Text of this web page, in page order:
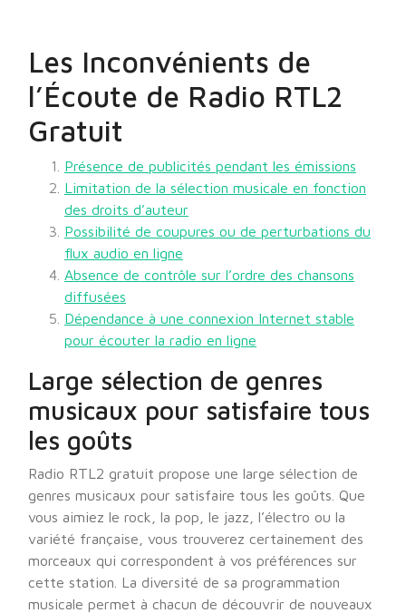
Les Inconvénients de
l’Écoute de Radio RTL2
Gratuit
Présence de publicités pendant les émissions
Limitation de la sélection musicale en fonction
des droits d’auteur
Possibilité de coupures ou de perturbations du
flux audio en ligne
Absence de contrôle sur l’ordre des chansons
diffusées
Dépendance à une connexion Internet stable
pour écouter la radio en ligne
Large sélection de genres
musicaux pour satisfaire tous
les goûts
Radio RTL2 gratuit propose une large sélection de
genres musicaux pour satisfaire tous les goûts. Que
vous aimiez le rock, la pop, le jazz, l’électro ou la
variété française, vous trouverez certainement des
morceaux qui correspondent à vos préférences sur
cette station. La diversité de sa programmation
musicale permet à chacun de découvrir de nouveaux